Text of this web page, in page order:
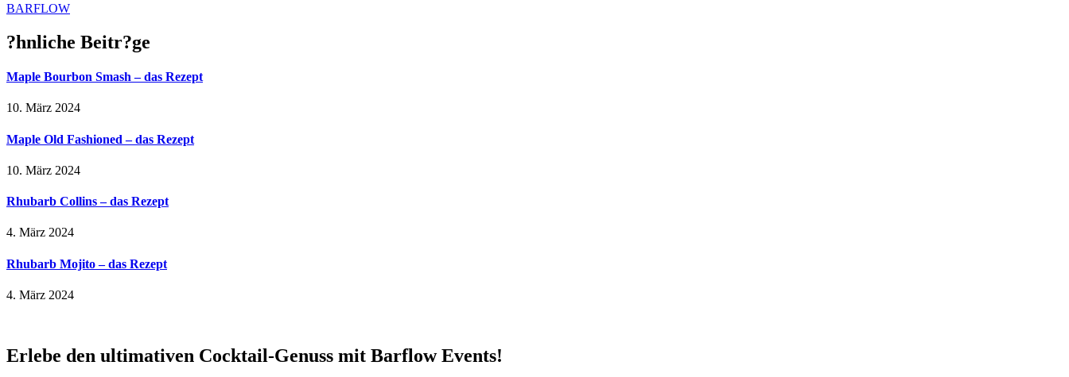
BARFLOW
?hnliche Beitr?ge
Maple Bourbon Smash – das Rezept
10. März 2024
Maple Old Fashioned – das Rezept
10. März 2024
Rhubarb Collins – das Rezept
4. März 2024
Rhubarb Mojito – das Rezept
4. März 2024
Erlebe den ultimativen Cocktail-Genuss mit Barflow Events!